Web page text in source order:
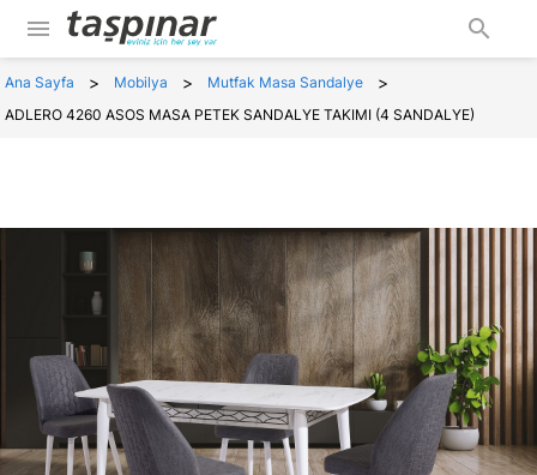
menu search
Ana Sayfa > Mobilya > Mutfak Masa Sandalye >
ADLERO 4260 ASOS MASA PETEK SANDALYE TAKIMI (4 SANDALYE)